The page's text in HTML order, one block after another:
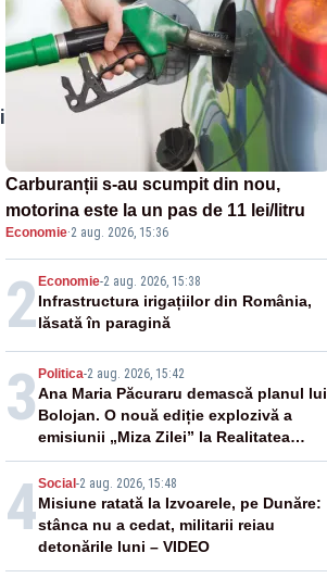
Carburanții s-au scumpit din nou,
motorina este la un pas de 11 lei/litru
Economie·2 aug. 2026, 15:36
2 Economie-2 aug. 2026, 15:38
Infrastructura irigațiilor din România,
lăsată în paragină
3 Politica-2 aug. 2026, 15:42
Ana Maria Păcuraru demască planul lui
Bolojan. O nouă ediție explozivă a
emisiunii „Miza Zilei” la Realitatea
PLUS
4Social -2 aug. 2026, 15:48
Misiune ratată la Izvoarele, pe Dunăre:
stânca nu a cedat, militarii reiau
detonările luni – VIDEO